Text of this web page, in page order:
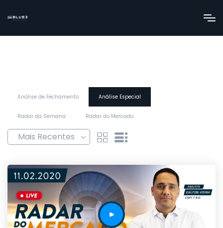
Análise de Fechamento Análise Especial
Radar da Semana Radar do Mercado